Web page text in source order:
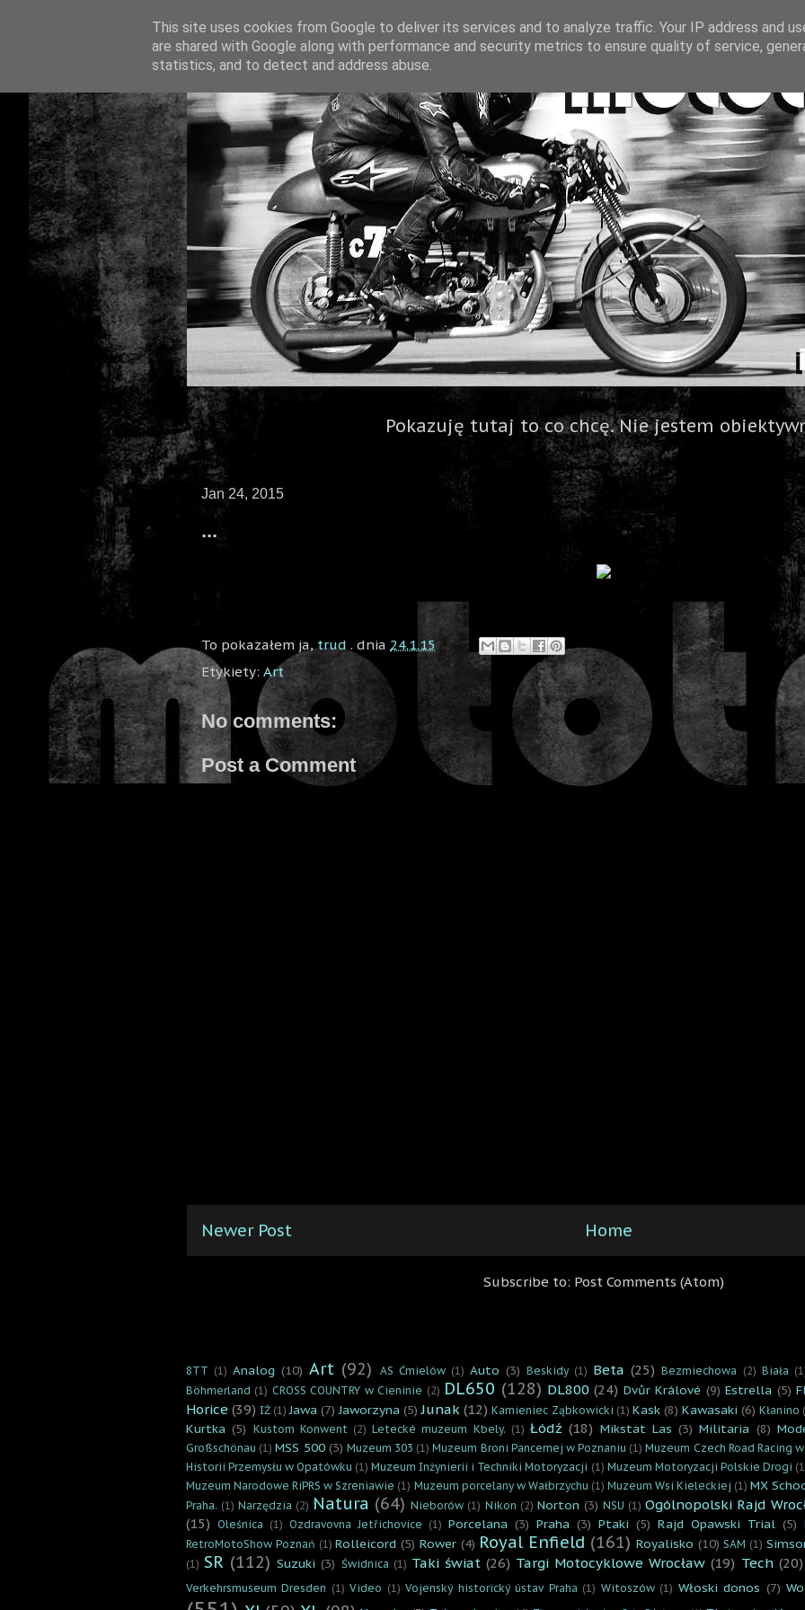
Pokazuję tutaj to co chcę. Nie jestem
Jan 24, 2015
...
To pokazałem ja, trud . dnia 24.1.15
Etykiety: Art
No comments:
Post a Comment
Newer Post Home
Subscribe to: Post Comments (Atom)
8TT (1) Analog (10) Art (92) AS Ćmielów (1) Auto (3) Beskidy (1) Beta (25) Bezmiechowa (2) Biała
Böhmerland (1) CROSS COUNTRY w Cieninie (2) DL650 (128) DL800 (24) Dvůr Králové (9) Estrella (5)
Horice (39) IŻ (1) Jawa (7) Jaworzyna (5) Junak (12) Kamieniec Ząbkowicki (1) Kask (8) Kawasaki (6) Kłanino
Kurtka (5) Kustom Konwent (2) Letecké muzeum Kbely. (1) Łódź (18) Mikstat Las (3) Militaria (8)
Großschönau (1) MSS 500 (3) Muzeum 303 (1) Muzeum Broni Pancernej w Poznaniu (1) Muzeum Czech Road Racing
Historii Przemysłu w Opatówku (1) Muzeum Inżynierii i Techniki Motoryzacji (1) Muzeum Motoryzacji Polskie Drogi
Muzeum Narodowe RiPRS w Szreniawie (1) Muzeum porcelany w Wałbrzychu (1) Muzeum Wsi Kieleckiej (1) MX
Praha. (1) Narzędzia (2) Natura (64) Nieborów (1) Nikon (2) Norton (3) NSU (1) Ogólnopolski Rajd
(15) Oleśnica (1) Ozdravovna Jetřichovice (1) Porcelana (3) Praha (3) Ptaki (5) Rajd Opawski Trial (5)
RetroMotoShow Poznań (1) Rolleicord (5) Rower (4) Royal Enfield (161) Royalisko (10) SAM (1)
(1) SR (112) Suzuki (3) Świdnica (1) Taki świat (26) Targi Motocyklowe Wrocław (19) Tech (20)
Verkehrsmuseum Dresden (1) Video (1) Vojenský historický ústav Praha (1) Witoszów (1) Włoski donos (7)
This site uses cookies from Google to deliver its services and to analyze traffic. Your IP address and
are shared with Google along with performance and security metrics to ensure quality of service,
statistics, and to detect and address abuse.